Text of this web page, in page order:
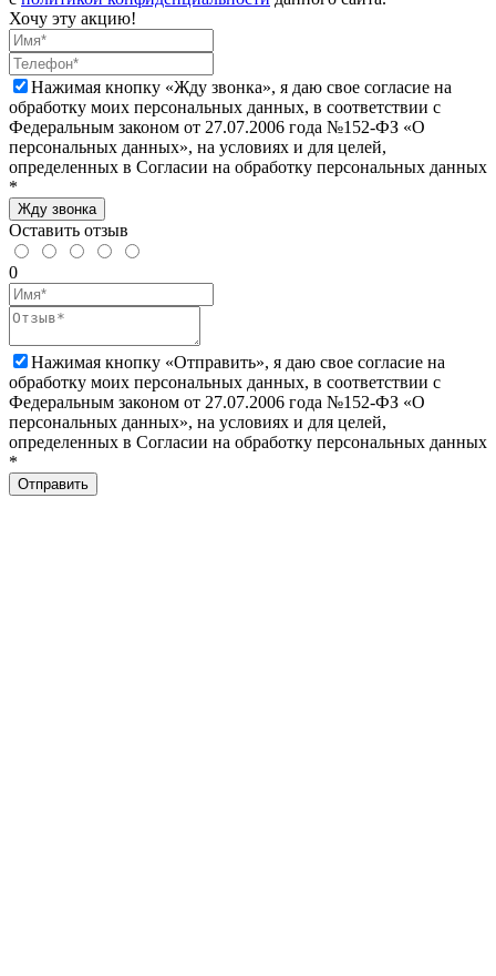
Хочу эту акцию!
Нажимая кнопку «Жду звонка», я даю свое согласие на
обработку моих персональных данных, в соответствии с
Федеральным законом от 27.07.2006 года №152-ФЗ «О
персональных данных», на условиях и для целей,
определенных в Согласии на обработку персональных данных
*
Жду звонка
Оставить отзыв
0
Нажимая кнопку «Отправить», я даю свое согласие на
обработку моих персональных данных, в соответствии с
Федеральным законом от 27.07.2006 года №152-ФЗ «О
персональных данных», на условиях и для целей,
определенных в Согласии на обработку персональных данных
*
Отправить